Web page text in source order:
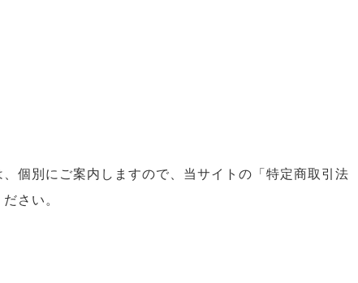
個別にご案内しますので、当サイトの「特定商取引法
さい。